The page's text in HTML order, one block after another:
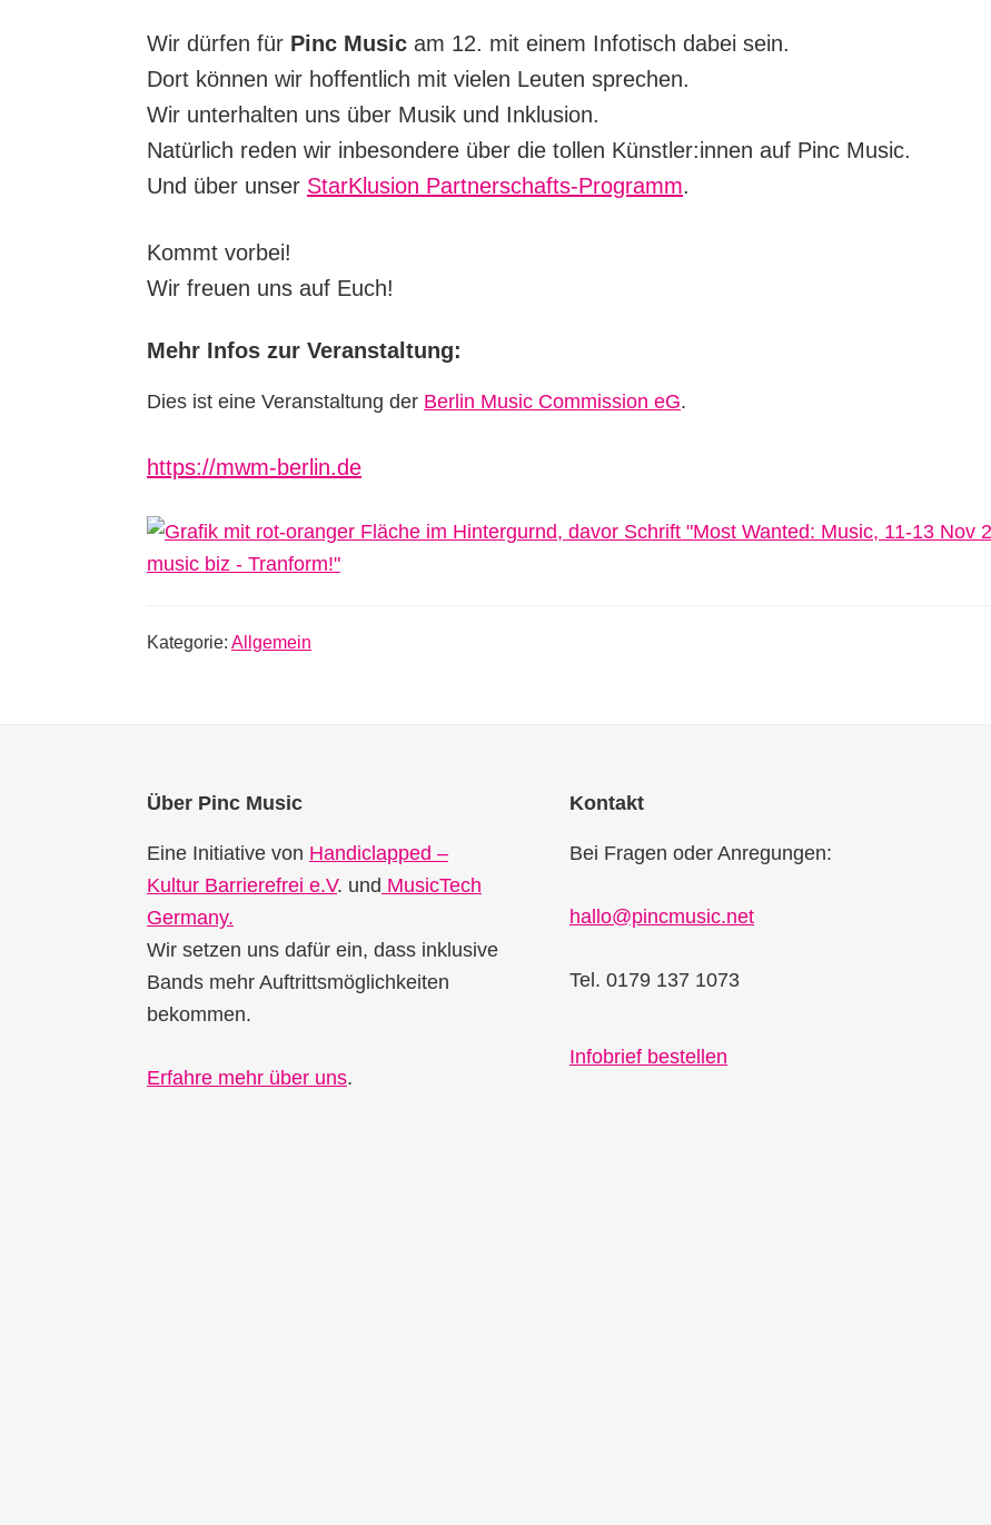
Wir dürfen für Pinc Music am 12. mit einem Infotisch dabei sein.
Dort können wir hoffentlich mit vielen Leuten sprechen.
Wir unterhalten uns über Musik und Inklusion.
Natürlich reden wir inbesondere über die tollen Künstler:innen auf Pinc Music.
Und über unser StarKlusion Partnerschafts-Programm.
Kommt vorbei!
Wir freuen uns auf Euch!
Mehr Infos zur Veranstaltung:
Dies ist eine Veranstaltung der Berlin Music Commission eG.
https://mwm-berlin.de
Kategorie: Allgemein
Über Pinc Music
Eine Initiative von Handiclapped –
Kultur Barrierefrei e.V. und MusicTech
Germany.
Wir setzen uns dafür ein, dass inklusive
Bands mehr Auftrittsmöglichkeiten
bekommen.
Erfahre mehr über uns.
Kontakt
Bei Fragen oder Anregungen:
hallo@pincmusic.net
Tel. 0179 137 1073
Infobrief bestellen